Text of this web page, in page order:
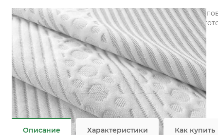
Трикотаж для матрасов является одним из лучших
широкий ассортимент трикотажного полотна для
Подробности
Характеристики
Коллекция —
Геометрия
Состав— 100% PES
Плотность— 180 гр/м2
Все характеристики
Описание Характеристики Как купить